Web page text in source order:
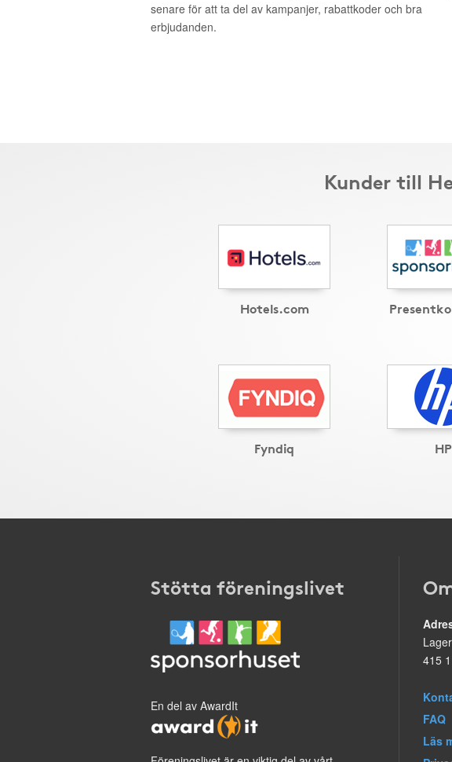
senare för att ta del av kampanjer, rabattkoder och bra
erbjudanden.
Kunder till
Hotels.com
Fyndiq HP
Stötta föreningslivet
En del av AwardIt
415
FAQ
Läs